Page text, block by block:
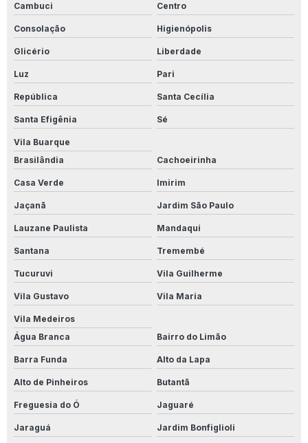
Resina catiônica
Resina catiônica preço
Seixo para filtro
Seixo rolado para filtro
Sistema de tratamento de água
Skid de osmose reversa
Tanque de prfv
Válvula 3 vias 2 polegadas
Válvula 3 vias manual
Válvula de 3 vias para filtro
Válvulas 3 vias
Vaso de osmose
Vaso de osmose reversa
Vaso de pressão para osmose reversa
Estação de tratamento de efluentes
Estação de tratamento de efluentes industriais
Filtro cartucho
Cambuci Centro
Consolação Higienópolis
Glicério Liberdade
Luz Pari
República Santa Cecília
Santa Efigênia Sé
Vila Buarque
Brasilândia
Cachoeirinha
Casa Verde Imirim
Jaçanã Jardim São Paulo
Lauzane Paulista Mandaqui
Santana Tremembé
Tucuruvi Vila Guilherme
Vila Gustavo Vila Maria
Vila Medeiros
Água Branca
Bairro do Limão
Barra Funda Alto da Lapa
Alto de Pinheiros Butantã
Freguesia do Ó Jaguaré
Jaraguá Jardim Bonfiglioli